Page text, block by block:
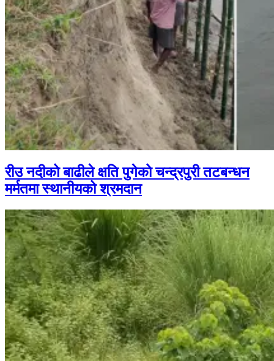
रीउ नदीको बाढीले क्षति पुगेको चन्द्रपुरी तटबन्धन
मर्मतमा स्थानीयको श्रमदान